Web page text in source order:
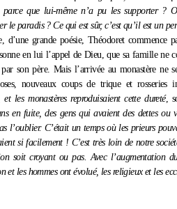
parce que lui-même n’a pu les supporter ?
le paradis ? Ce qui est sûr, c’est qu’il est un
d’une grande poésie, Théodoret commence
en lui l’appel de Dieu, que sa famille ne
son père. Mais l’arrivée au monastère ne
nouveaux coups de trique et
et les monastères reproduisaient cette dureté,
en fuite, des gens qui avaient des dettes
l’oublier. C’était un temps où les prieurs
si facilement ! C’est très loin de notre
soit croyant ou pas. Avec l’augmentation
les hommes ont évolué, les religieux et les